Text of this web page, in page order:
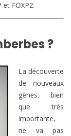
et FOXP2.
?
La découverte
de nouveaux
gènes, bien
que très
importante,
ne va pas